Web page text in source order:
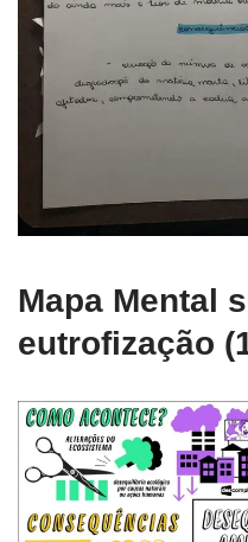
Mapa Mental
eutrofização